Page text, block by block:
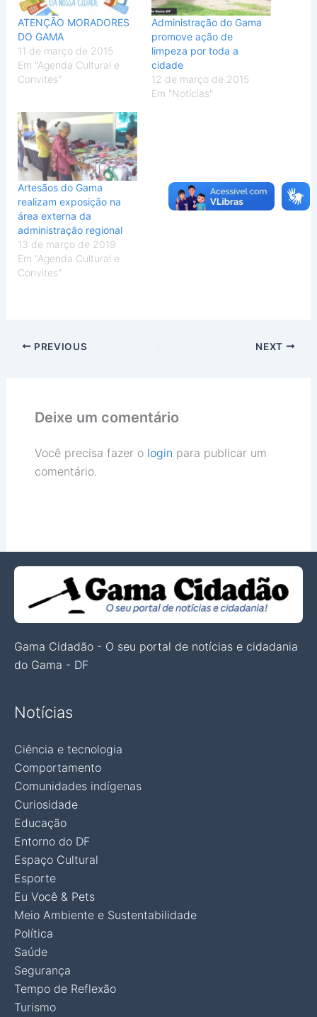
ATENÇÃO MORADORES
DO GAMA
11 de março de 2015
Em "Agenda Cultural e
Convites"
Administração do Gama
promove ação de
limpeza por toda a
cidade
12 de março de 2015
Em "Notícias"
Artesãos do Gama
realizam exposição na
área externa da
administração regional
13 de março de 2019
Em "Agenda Cultural e
Convites"
PREVIOUS NEXT
Deixe um comentário
Você precisa fazer o login para publicar um
comentário.
Gama Cidadão - O seu portal de notícias e cidadania
do Gama - DF
Notícias
Ciência e tecnologia
Comportamento
Comunidades indígenas
Curiosidade
Educação
Entorno do DF
Espaço Cultural
Esporte
Eu Você & Pets
Meio Ambiente e Sustentabilidade
Política
Saúde
Segurança
Tempo de Reflexão
Turismo